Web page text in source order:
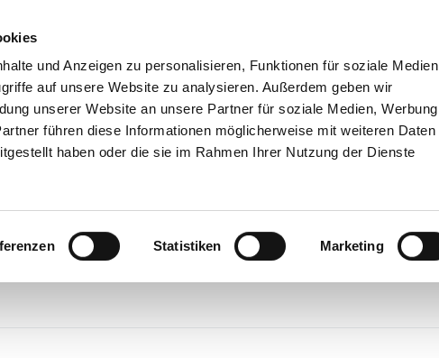
und Anzeigen zu personalisieren, Funktionen für soziale Medien
auf unsere Website zu analysieren. Außerdem geben wir
unserer Website an unsere Partner für soziale Medien, Werbung
führen diese Informationen möglicherweise mit weiteren Daten
haben oder die sie im Rahmen Ihrer Nutzung der Dienste
Statistiken Marketing